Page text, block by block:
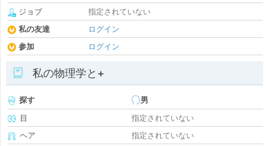
ジョブ
指定されていない
私の友達
ログイン
参加
ログイン
私の物理学と+
探す
男
目
指定されていない
ヘア
指定されていない